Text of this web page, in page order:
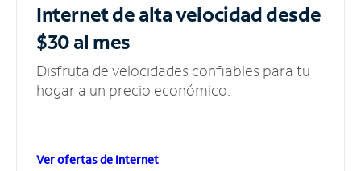
Internet de alta velocidaddesde
$30 al mes
Disfruta de velocidades confiables para tu
hogar a un precio económico.
Ver ofertas de Internet